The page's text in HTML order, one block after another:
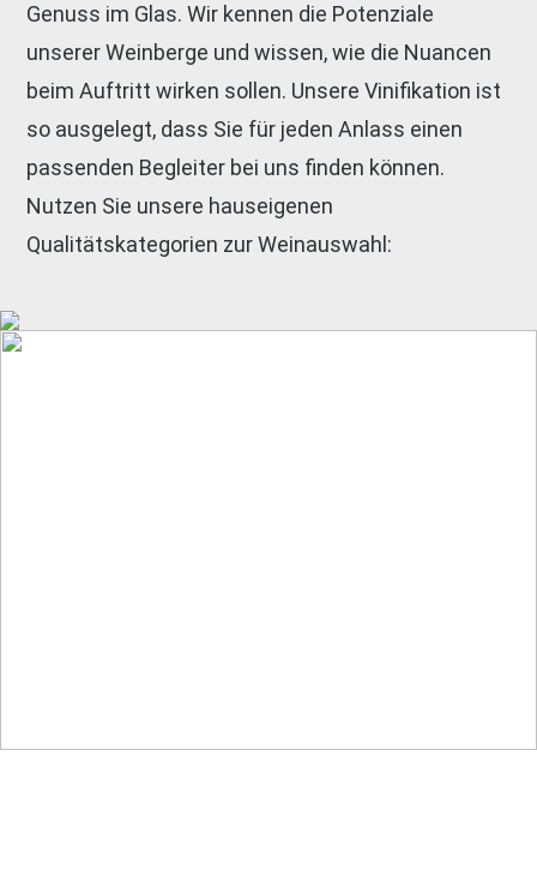
Genuss im Glas. Wir kennen die Potenziale
unserer Weinberge und wissen, wie die Nuancen
beim Auftritt wirken sollen. Unsere Vinifikation ist
so ausgelegt, dass Sie für jeden Anlass einen
passenden Begleiter bei uns finden können.
Nutzen Sie unsere hauseigenen
Qualitätskategorien zur Weinauswahl: